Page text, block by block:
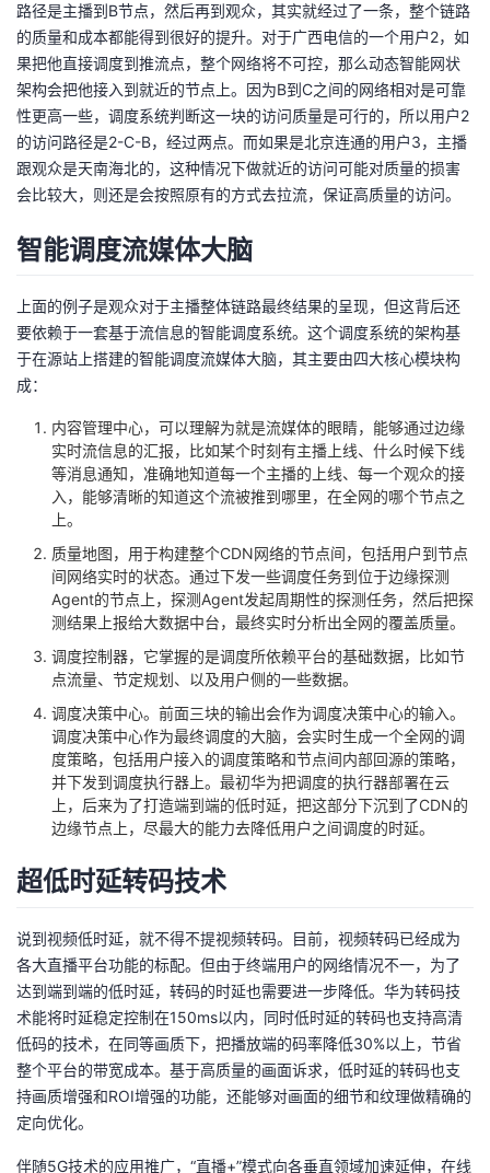
路径是主播到B节点，然后再到观众，其实就经过了一条，整个链路
的质量和成本都能得到很好的提升。对于广西电信的一个用户2，如
果把他直接调度到推流点，整个网络将不可控，那么动态智能网状
架构会把他接入到就近的节点上。因为B到C之间的网络相对是可靠
性更高一些，调度系统判断这一块的访问质量是可行的，所以用户2
的访问路径是2-C-B，经过两点。而如果是北京连通的用户3，主播
跟观众是天南海北的，这种情况下做就近的访问可能对质量的损害
会比较大，则还是会按照原有的方式去拉流，保证高质量的访问。
智能调度流媒体大脑
上面的例子是观众对于主播整体链路最终结果的呈现，但这背后还
要依赖于一套基于流信息的智能调度系统。这个调度系统的架构基
于在源站上搭建的智能调度流媒体大脑，其主要由四大核心模块构
成：
内容管理中心，可以理解为就是流媒体的眼睛，能够通过边缘
实时流信息的汇报，比如某个时刻有主播上线、什么时候下线
等消息通知，准确地知道每一个主播的上线、每一个观众的接
入，能够清晰的知道这个流被推到哪里，在全网的哪个节点之
上。
质量地图，用于构建整个CDN网络的节点间，包括用户到节点
间网络实时的状态。通过下发一些调度任务到位于边缘探测
Agent的节点上，探测Agent发起周期性的探测任务，然后把探
测结果上报给大数据中台，最终实时分析出全网的覆盖质量。
调度控制器，它掌握的是调度所依赖平台的基础数据，比如节
点流量、节定规划、以及用户侧的一些数据。
调度决策中心。前面三块的输出会作为调度决策中心的输入。
调度决策中心作为最终调度的大脑，会实时生成一个全网的调
度策略，包括用户接入的调度策略和节点间内部回源的策略，
并下发到调度执行器上。最初华为把调度的执行器部署在云
上，后来为了打造端到端的低时延，把这部分下沉到了CDN的
边缘节点上，尽最大的能力去降低用户之间调度的时延。
超低时延转码技术
说到视频低时延，就不得不提视频转码。目前，视频转码已经成为
各大直播平台功能的标配。但由于终端用户的网络情况不一，为了
达到端到端的低时延，转码的时延也需要进一步降低。华为转码技
术能将时延稳定控制在150ms以内，同时低时延的转码也支持高清
低码的技术，在同等画质下，把播放端的码率降低30%以上，节省
整个平台的带宽成本。基于高质量的画面诉求，低时延的转码也支
持画质增强和ROI增强的功能，还能够对画面的细节和纹理做精确的
定向优化。
伴随5G技术的应用推广，“直播+”模式向各垂直领域加速延伸，在线